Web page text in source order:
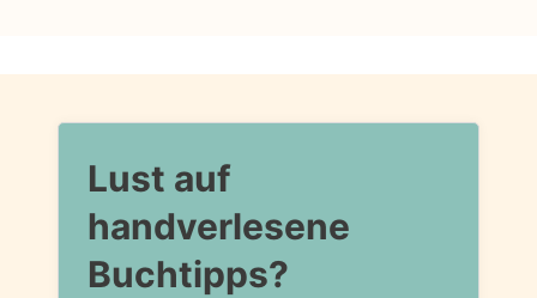
Lust auf
handverlesene
Buchtipps?